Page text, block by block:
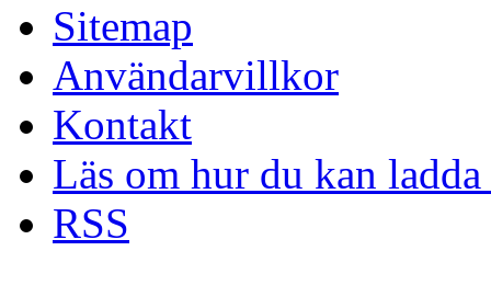
Sitemap
Användarvillkor
Kontakt
Läs om hur du kan
RSS